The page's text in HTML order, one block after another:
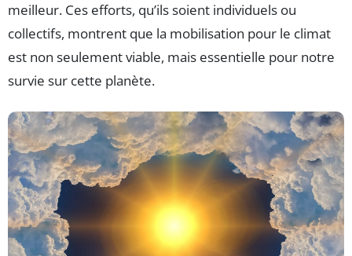
meilleur. Ces efforts, qu’ils soient individuels ou
collectifs, montrent que la mobilisation pour le climat
est non seulement viable, mais essentielle pour notre
survie sur cette planète.